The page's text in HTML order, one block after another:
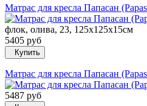
Матрас для кресла Папасан
флок, олива, 23, 125х125х15см
5405 руб
Купить
Матрас для кресла Папасан
5487 руб